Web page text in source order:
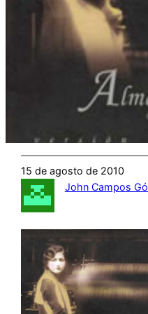
15 de agosto de 2010
John Campos